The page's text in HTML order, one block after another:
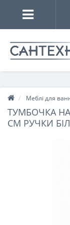
Меблі для
ТУМБОЧКА
СМ РУЧКИ